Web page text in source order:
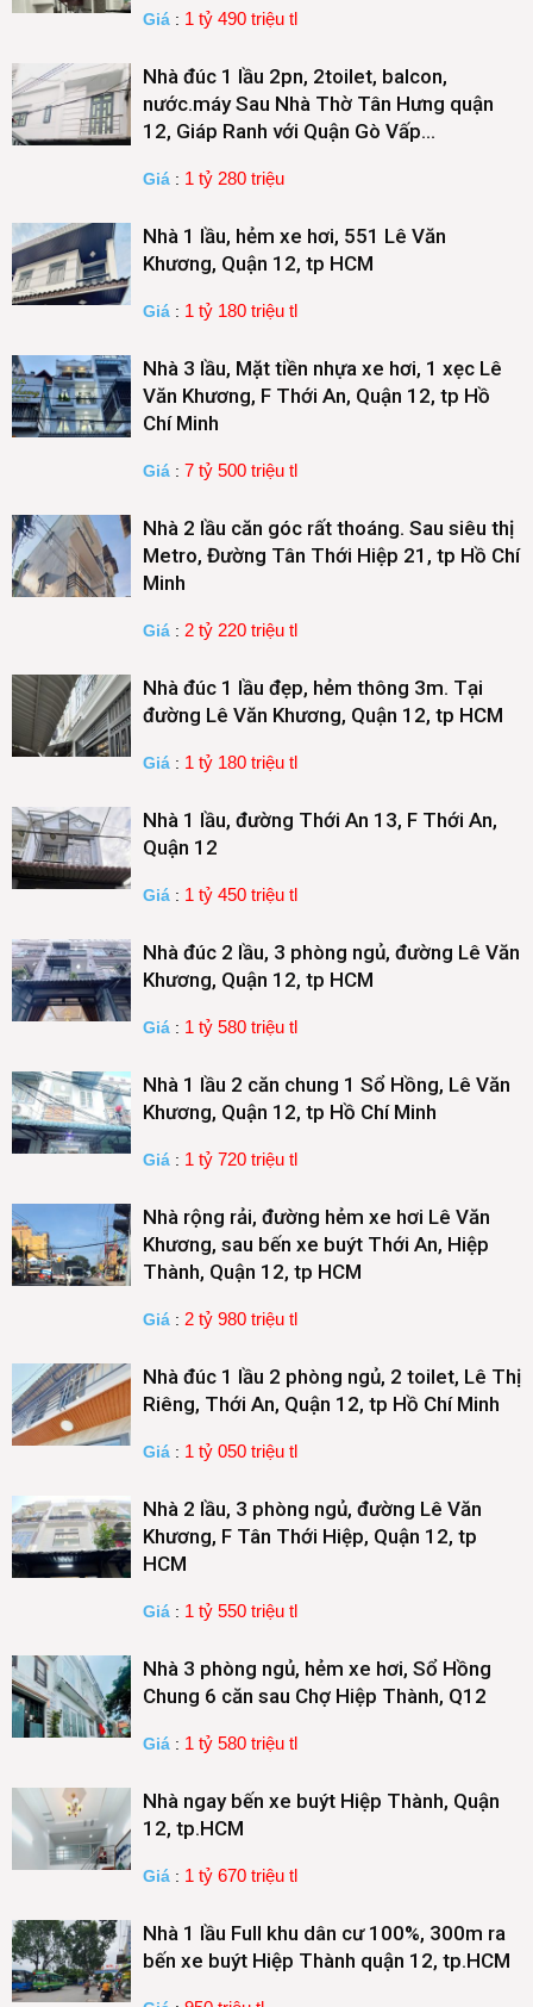
Giá : 1 tỷ 490 triệu tl
Nhà đúc 1 lầu 2pn, 2toilet, balcon,
nước.máy Sau Nhà Thờ Tân Hưng quận
12, Giáp Ranh với Quận Gò Vấp…
Giá : 1 tỷ 280 triệu
Nhà 1 lầu, hẻm xe hơi, 551 Lê Văn
Khương, Quận 12, tp HCM
Giá : 1 tỷ 180 triệu tl
Nhà 3 lầu, Mặt tiền nhựa xe hơi, 1 xẹc Lê
Văn Khương, F Thới An, Quận 12, tp Hồ
Chí Minh
Giá : 7 tỷ 500 triệu tl
Nhà 2 lầu căn góc rất thoáng. Sau siêu thị
Metro, Đường Tân Thới Hiệp 21, tp Hồ Chí
Minh
Giá : 2 tỷ 220 triệu tl
Nhà đúc 1 lầu đẹp, hẻm thông 3m. Tại
đường Lê Văn Khương, Quận 12, tp HCM
Giá : 1 tỷ 180 triệu tl
Nhà 1 lầu, đường Thới An 13, F Thới An,
Quận 12
Giá : 1 tỷ 450 triệu tl
Nhà đúc 2 lầu, 3 phòng ngủ, đường Lê Văn
Khương, Quận 12, tp HCM
Giá : 1 tỷ 580 triệu tl
Nhà 1 lầu 2 căn chung 1 Sổ Hồng, Lê Văn
Khương, Quận 12, tp Hồ Chí Minh
Giá : 1 tỷ 720 triệu tl
Nhà rộng rải, đường hẻm xe hơi Lê Văn
Khương, sau bến xe buýt Thới An, Hiệp
Thành, Quận 12, tp HCM
Giá : 2 tỷ 980 triệu tl
Nhà đúc 1 lầu 2 phòng ngủ, 2 toilet, Lê Thị
Riêng, Thới An, Quận 12, tp Hồ Chí Minh
Giá : 1 tỷ 050 triệu tl
Nhà 2 lầu, 3 phòng ngủ, đường Lê Văn
Khương, F Tân Thới Hiệp, Quận 12, tp
HCM
Giá : 1 tỷ 550 triệu tl
Nhà 3 phòng ngủ, hẻm xe hơi, Sổ Hồng
Chung 6 căn sau Chợ Hiệp Thành, Q12
Giá : 1 tỷ 580 triệu tl
Nhà ngay bến xe buýt Hiệp Thành, Quận
12, tp.HCM
Giá : 1 tỷ 670 triệu tl
Nhà 1 lầu Full khu dân cư 100%, 300m ra
bến xe buýt Hiệp Thành quận 12, tp.HCM